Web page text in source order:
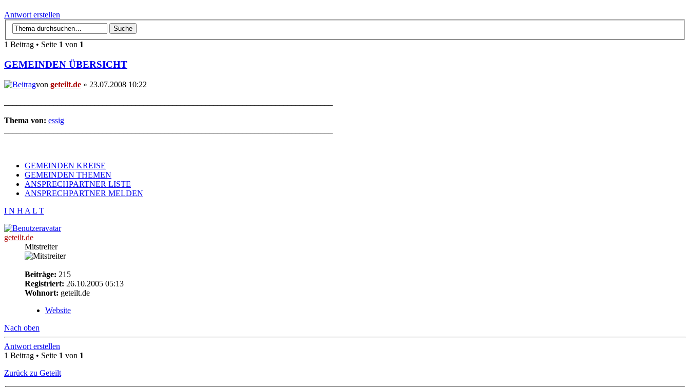
Antwort erstellen
1 Beitrag • Seite 1 von 1
GEMEINDEN ÜBERSICHT
von geteilt.de » 23.07.2008 10:22
Thema von: essig
GEMEINDEN KREISE
GEMEINDEN THEMEN
ANSPRECHPARTNER LISTE
ANSPRECHPARTNER MELDEN
I N H A L T
geteilt.de
Mitstreiter
Beiträge: 215
Registriert: 26.10.2005 05:13
Wohnort: geteilt.de
Website
Nach oben
Antwort erstellen
1 Beitrag • Seite 1 von 1
Zurück zu Geteilt